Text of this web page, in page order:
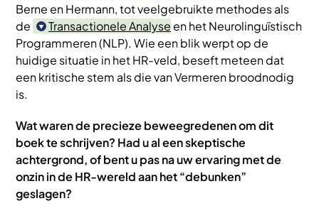
Berne en Hermann, tot veelgebruikte methodes als
de
Transactionele Analyseen het Neurolinguïstisch
Programmeren (NLP). Wie een blik werpt op de
huidige situatie in het HR-veld, beseft meteen dat
een kritische stem als die van Vermeren broodnodig
is.
Wat waren de precieze beweegredenen om dit
boek te schrijven? Had u al een skeptische
achtergrond, of bent u pas na uw ervaring met de
onzin in de HR-wereld aan het “debunken”
geslagen?